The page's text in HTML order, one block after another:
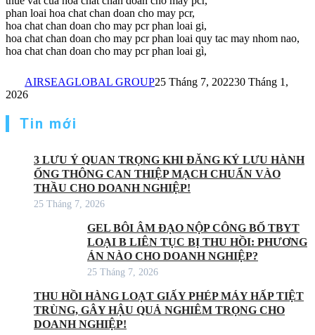
phan loai hoa chat chan doan cho may pcr,
hoa chat chan doan cho may pcr phan loai gi,
hoa chat chan doan cho may pcr phan loai quy tac may nhom nao,
hoa chat chan doan cho may pcr phan loai gì,
AIRSEAGLOBAL GROUP25 Tháng 7, 202230 Tháng 1,
2026
Tin mới
3 LƯU Ý QUAN TRỌNG KHI ĐĂNG KÝ LƯU HÀNH
ỐNG THÔNG CAN THIỆP MẠCH CHUẨN VÀO
THẦU CHO DOANH NGHIỆP!
25 Tháng 7, 2026
GEL BÔI ÂM ĐẠO NỘP CÔNG BỐ TBYT
LOẠI B LIÊN TỤC BỊ THU HỒI: PHƯƠNG
ÁN NÀO CHO DOANH NGHIỆP?
25 Tháng 7, 2026
THU HỒI HÀNG LOẠT GIẤY PHÉP MÁY HẤP TIỆT
TRÙNG, GÂY HẬU QUẢ NGHIÊM TRỌNG CHO
DOANH NGHIỆP!